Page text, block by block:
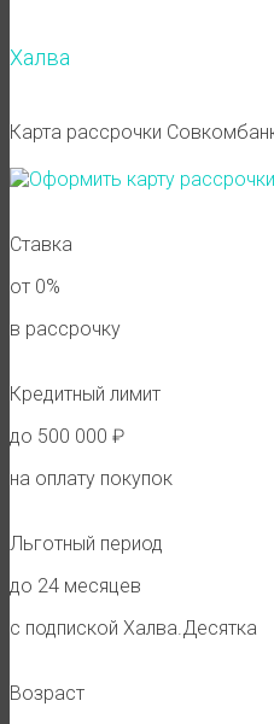
Халва
Карта рассрочки
Ставка
от 0%
в рассрочку
Кредитный лимит
до 500 000 ₽
на оплату покупок
Льготный период
до 24 месяцев
с подпиской Халва.Десятка
Возраст